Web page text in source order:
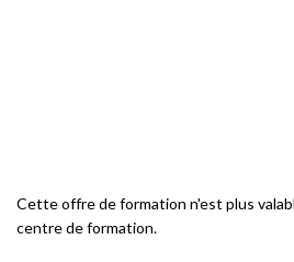
Cette offre de formation n'est plus
centre de formation.